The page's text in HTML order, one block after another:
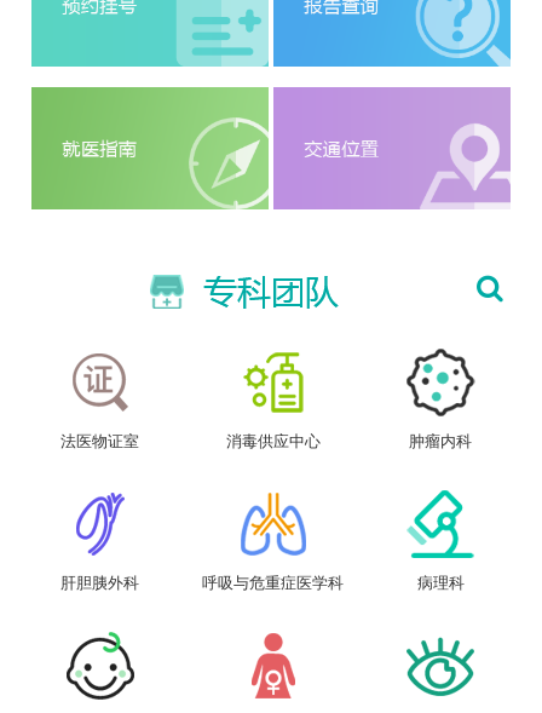
法医物证室 消毒供应中心 肿瘤内科
肝胆胰外科 呼吸与危重症医学科 病理科